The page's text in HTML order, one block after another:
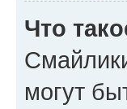
Что
могут